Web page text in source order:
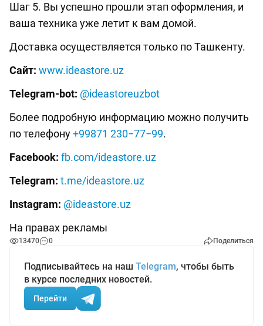
Шаг 5. Вы успешно прошли этап оформления, и
ваша техника уже летит к вам домой.
Доставка осуществляется только по Ташкенту.
Сайт: www.ideastore.uz
Telegram-bot: @ideastoreuzbot
Более подробную информацию можно получить
по телефону+99871 230−77−99.
Facebook: fb.com/ideastore.uz
Telegram: t.me/ideastore.uz
Instagram: @ideastore.uz
На правах рекламы
13470 0 Поделиться
Подписывайтесь на наш Telegram, чтобы быть
в курсе последних новостей.
Перейти